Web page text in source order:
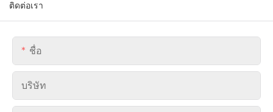
ติดต่อเรา
ชื่อ
บริษัท